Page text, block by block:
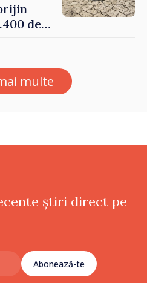
de
multe
știri direct pe
Abonează-te